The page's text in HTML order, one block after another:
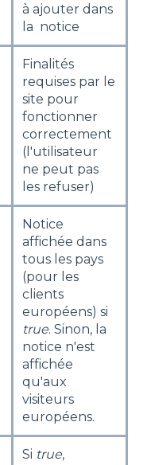
à ajouter dans
la notice
Finalités
requises par le
site pour
fonctionner
correctement
(l'utilisateur
ne peut pas
les refuser)
Notice
affichée dans
tous les pays
(pour les
clients
européens) si
true. Sinon, la
notice n'est
affichée
qu'aux
visiteurs
européens.
Si true,